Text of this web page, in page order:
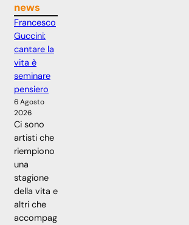
news
Francesco
Guccini:
cantare la
vita è
seminare
pensiero
6 Agosto
2026
Ci sono
artisti che
riempiono
una
stagione
della vita e
altri che
accompag